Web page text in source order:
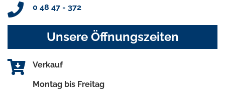
0 48 47 - 372
Unsere Öffnungszeiten
Verkauf
Montag bis Freitag